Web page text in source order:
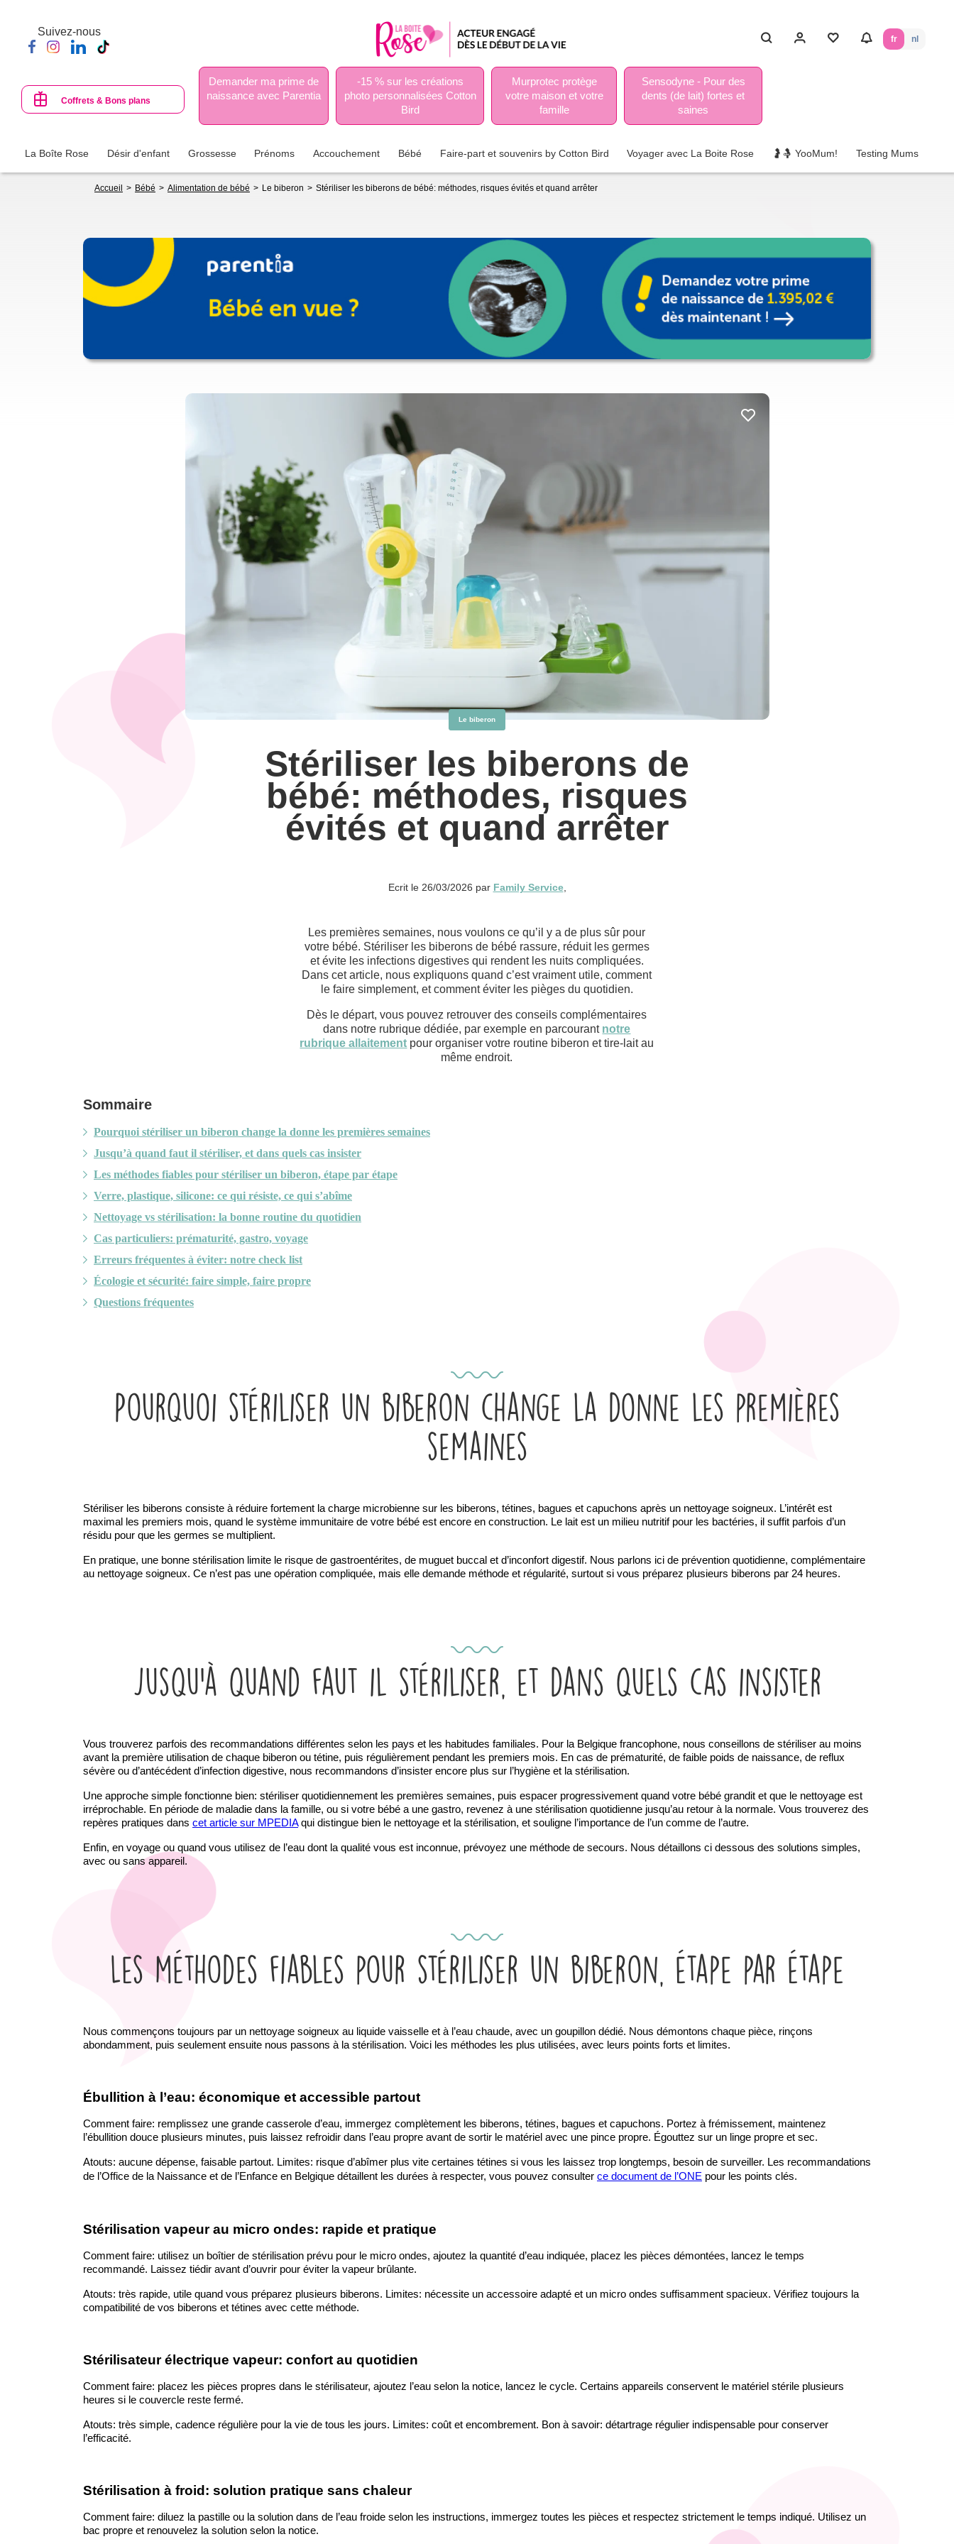
contenu
principal
Suivez-nous
fr nl
Coffrets & Bons plans
Demander ma prime de
naissance avec Parentia
-15 % sur les créations
photo personnalisées Cotton
Bird
Murprotec protège
votre maison et votre
famille
Sensodyne - Pour des
dents (de lait) fortes et
saines
La Boîte Rose Désir d'enfant Grossesse Prénoms Accouchement Bébé Faire-part et souvenirs by Cotton Bird Voyager avec La Boite Rose 🤰🤱 YooMum! Testing Mums
d'Ariane
Accueil Bébé Alimentation de bébé Le biberon Stériliser les biberons de bébé: méthodes, risques évités et quand arrêter
Le biberon
Stériliser les biberons de
bébé: méthodes, risques
évités et quand arrêter
Ecrit le 26/03/2026 par Family Service,
Les premières semaines, nous voulons ce qu’il y a de plus sûr pour
votre bébé. Stériliser les biberons de bébé rassure, réduit les germes
et évite les infections digestives qui rendent les nuits compliquées.
Dans cet article, nous expliquons quand c’est vraiment utile, comment
le faire simplement, et comment éviter les pièges du quotidien.
Dès le départ, vous pouvez retrouver des conseils complémentaires
dans notre rubrique dédiée, par exemple en parcourant notre
rubrique allaitement pour organiser votre routine biberon et tire-lait au
même endroit.
Sommaire
Pourquoi stériliser un biberon change la donne les premières semaines
Jusqu’à quand faut il stériliser, et dans quels cas insister
Les méthodes fiables pour stériliser un biberon, étape par étape
Verre, plastique, silicone: ce qui résiste, ce qui s’abîme
Nettoyage vs stérilisation: la bonne routine du quotidien
Cas particuliers: prématurité, gastro, voyage
Erreurs fréquentes à éviter: notre check list
Écologie et sécurité: faire simple, faire propre
Questions fréquentes
Pourquoi stériliser un biberon change la donne les premières
semaines
Stériliser les biberons consiste à réduire fortement la charge microbienne sur les biberons, tétines, bagues et capuchons après un nettoyage soigneux. L’intérêt est
maximal les premiers mois, quand le système immunitaire de votre bébé est encore en construction. Le lait est un milieu nutritif pour les bactéries, il suffit parfois d’un
résidu pour que les germes se multiplient.
En pratique, une bonne stérilisation limite le risque de gastroentérites, de muguet buccal et d’inconfort digestif. Nous parlons ici de prévention quotidienne, complémentaire
au nettoyage soigneux. Ce n’est pas une opération compliquée, mais elle demande méthode et régularité, surtout si vous préparez plusieurs biberons par 24 heures.
Jusqu’à quand faut il stériliser, et dans quels cas insister
Vous trouverez parfois des recommandations différentes selon les pays et les habitudes familiales. Pour la Belgique francophone, nous conseillons de stériliser au moins
avant la première utilisation de chaque biberon ou tétine, puis régulièrement pendant les premiers mois. En cas de prématurité, de faible poids de naissance, de reflux
sévère ou d’antécédent d’infection digestive, nous recommandons d’insister encore plus sur l’hygiène et la stérilisation.
Une approche simple fonctionne bien: stériliser quotidiennement les premières semaines, puis espacer progressivement quand votre bébé grandit et que le nettoyage est
irréprochable. En période de maladie dans la famille, ou si votre bébé a une gastro, revenez à une stérilisation quotidienne jusqu’au retour à la normale. Vous trouverez des
repères pratiques dans cet article sur MPEDIA qui distingue bien le nettoyage et la stérilisation, et souligne l’importance de l’un comme de l’autre.
Enfin, en voyage ou quand vous utilisez de l’eau dont la qualité vous est inconnue, prévoyez une méthode de secours. Nous détaillons ci dessous des solutions simples,
avec ou sans appareil.
Les méthodes fiables pour stériliser un biberon, étape par étape
Nous commençons toujours par un nettoyage soigneux au liquide vaisselle et à l’eau chaude, avec un goupillon dédié. Nous démontons chaque pièce, rinçons
abondamment, puis seulement ensuite nous passons à la stérilisation. Voici les méthodes les plus utilisées, avec leurs points forts et limites.
Ébullition à l’eau: économique et accessible partout
Comment faire: remplissez une grande casserole d’eau, immergez complètement les biberons, tétines, bagues et capuchons. Portez à frémissement, maintenez
l’ébullition douce plusieurs minutes, puis laissez refroidir dans l’eau propre avant de sortir le matériel avec une pince propre. Égouttez sur un linge propre et sec.
Atouts: aucune dépense, faisable partout. Limites: risque d’abîmer plus vite certaines tétines si vous les laissez trop longtemps, besoin de surveiller. Les recommandations
de l’Office de la Naissance et de l’Enfance en Belgique détaillent les durées à respecter, vous pouvez consulter ce document de l’ONE pour les points clés.
Stérilisation vapeur au micro ondes: rapide et pratique
Comment faire: utilisez un boîtier de stérilisation prévu pour le micro ondes, ajoutez la quantité d’eau indiquée, placez les pièces démontées, lancez le temps
recommandé. Laissez tiédir avant d’ouvrir pour éviter la vapeur brûlante.
Atouts: très rapide, utile quand vous préparez plusieurs biberons. Limites: nécessite un accessoire adapté et un micro ondes suffisamment spacieux. Vérifiez toujours la
compatibilité de vos biberons et tétines avec cette méthode.
Stérilisateur électrique vapeur: confort au quotidien
Comment faire: placez les pièces propres dans le stérilisateur, ajoutez l’eau selon la notice, lancez le cycle. Certains appareils conservent le matériel stérile plusieurs
heures si le couvercle reste fermé.
Atouts: très simple, cadence régulière pour la vie de tous les jours. Limites: coût et encombrement. Bon à savoir: détartrage régulier indispensable pour conserver
l’efficacité.
Stérilisation à froid: solution pratique sans chaleur
Comment faire: diluez la pastille ou la solution dans de l’eau froide selon les instructions, immergez toutes les pièces et respectez strictement le temps indiqué. Utilisez un
bac propre et renouvelez la solution selon la notice.